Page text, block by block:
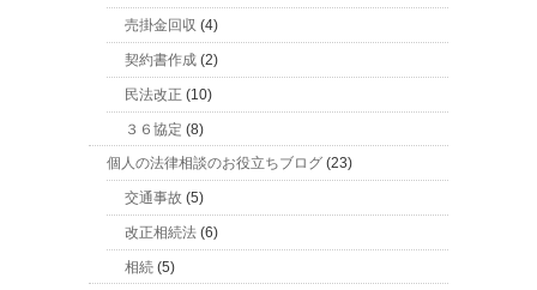
売掛金回収 (4)
契約書作成 (2)
民法改正 (10)
３６協定 (8)
個人の法律相談のお役立ちブログ (23)
交通事故 (5)
改正相続法 (6)
相続 (5)